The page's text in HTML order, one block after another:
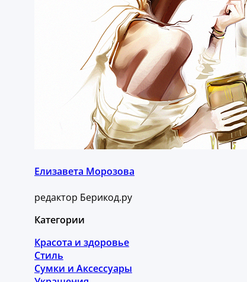
Елизавета Морозова
редактор Берикод.ру
Категории
Красота и здоровье
Стиль
Сумки и Аксессуары